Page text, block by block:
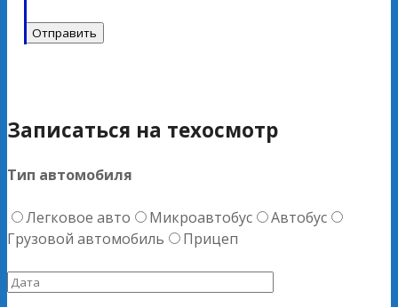
Записаться на техосмотр
Тип автомобиля
Легковое авто Микроавтобус
Автобус
Грузовой автомобиль
Прицеп